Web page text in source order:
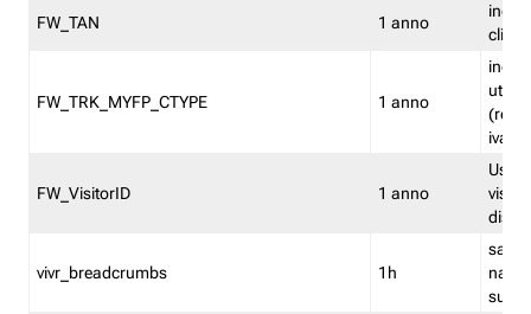
FW_TAN 1 anno
FW_TRK_MYFP_CTYPE 1 anno
iva/
FW_VisitorID 1 anno
vivr_breadcrumbs 1h
salva
su